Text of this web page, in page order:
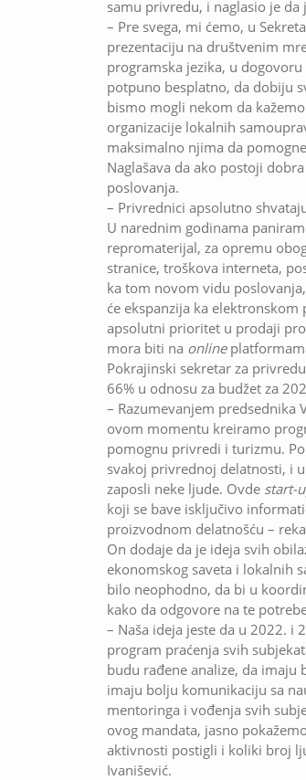
samu privredu, i naglasio je
– Pre svega, mi ćemo, u
prezentaciju na društvenim
programska jezika, u
potpuno besplatno, da dobiju
bismo mogli nekom da
organizacije lokalnih
maksimalno njima da
Naglašava da ako postoji
poslovanja.
– Privrednici apsolutno
U narednim godinama
repromaterijal, za opremu
stranice, troškova interneta,
ka tom novom vidu
će ekspanzija ka
apsolutni prioritet u prodaji
mora biti na online
Pokrajinski sekretar za
66% u odnosu za budžet za
– Razumevanjem predsednika
ovom momentu kreiramo
pomognu privredi i turizmu.
svakoj privrednoj delatnosti, i
zaposli neke ljude. Ovde start-
koji se bave isključivo
proizvodnom delatnošću –
On dodaje da je ideja svih
ekonomskog saveta i lokalnih
bilo neophodno, da bi u
kako da odgovore na te
– Naša ideja jeste da u 2022. i
program praćenja svih
budu rađene analize, da
imaju bolju komunikaciju sa
mentoringa i vođenja svih
ovog mandata, jasno
aktivnosti postigli i koliki broj
Ivanišević.